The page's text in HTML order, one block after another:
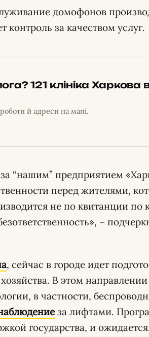
домофонов
контроль за качеством услуг.
121 клініка Харкова
роботи й адреси на мапі.
“нашим” предприятием
перед жителями,
не по квитанции по
–
, сейчас в городе идет
В этом
в частности,
за лифтами.
государства, и